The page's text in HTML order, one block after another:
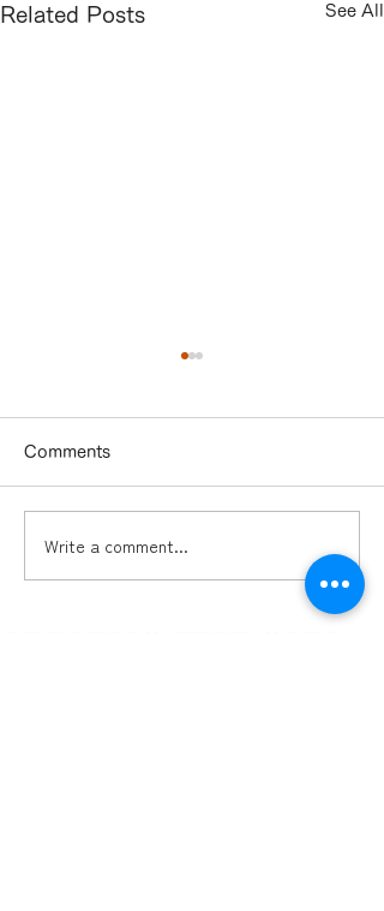
Related Posts See All
Sora 2 で動画編集は劇変
Comments
Write a comment...